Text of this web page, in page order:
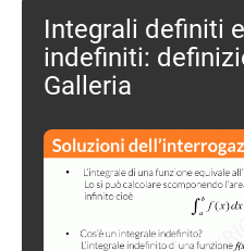
Integrali definiti
indefiniti:
Galleria